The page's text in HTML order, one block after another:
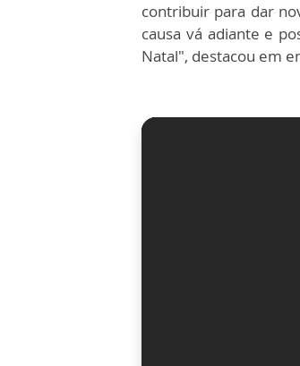
contribuir para dar
causa vá adiante e
Natal", destacou em